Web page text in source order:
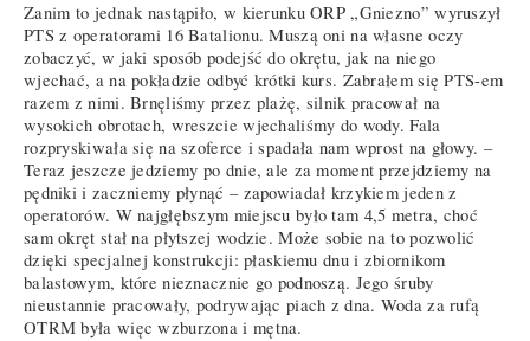
Zanim to jednak nastąpiło, w kierunku ORP „Gniezno” wyruszył
PTS z operatorami 16 Batalionu. Muszą oni na własne oczy
zobaczyć, w jaki sposób podejść do okrętu, jak na niego
wjechać, a na pokładzie odbyć krótki kurs. Zabrałem się PTS-em
razem z nimi. Brnęliśmy przez plażę, silnik pracował na
wysokich obrotach, wreszcie wjechaliśmy do wody. Fala
rozpryskiwała się na szoferce i spadała nam wprost na głowy. –
Teraz jeszcze jedziemy po dnie, ale za moment przejdziemy na
pędniki i zaczniemy płynąć – zapowiadał krzykiem jeden z
operatorów. W najgłębszym miejscu było tam 4,5 metra, choć
sam okręt stał na płytszej wodzie. Może sobie na to pozwolić
dzięki specjalnej konstrukcji: płaskiemu dnu i zbiornikom
balastowym, które nieznacznie go podnoszą. Jego śruby
nieustannie pracowały, podrywając piach z dna. Woda za rufą
OTRM była więc wzburzona i mętna.